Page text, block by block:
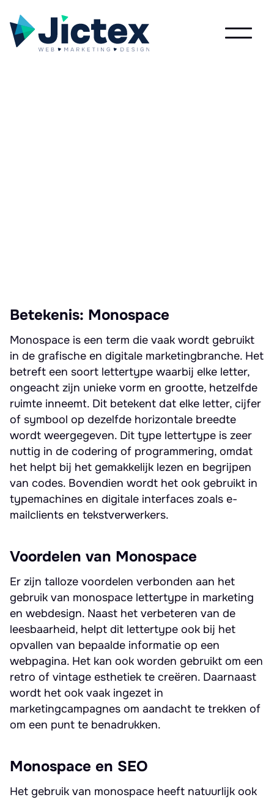
Betekenis: Monospace
Monospace is een term die vaak wordt gebruikt
in de grafische en digitale marketingbranche. Het
betreft een soort lettertype waarbij elke letter,
ongeacht zijn unieke vorm en grootte, hetzelfde
ruimte inneemt. Dit betekent dat elke letter, cijfer
of symbool op dezelfde horizontale breedte
wordt weergegeven. Dit type lettertype is zeer
nuttig in de codering of programmering, omdat
het helpt bij het gemakkelijk lezen en begrijpen
van codes. Bovendien wordt het ook gebruikt in
typemachines en digitale interfaces zoals e-
mailclients en tekstverwerkers.
Voordelen van Monospace
Er zijn talloze voordelen verbonden aan het
gebruik van monospace lettertype in marketing
en webdesign. Naast het verbeteren van de
leesbaarheid, helpt dit lettertype ook bij het
opvallen van bepaalde informatie op een
webpagina. Het kan ook worden gebruikt om een
retro of vintage esthetiek te creëren. Daarnaast
wordt het ook vaak ingezet in
marketingcampagnes om aandacht te trekken of
om een punt te benadrukken.
Monospace en SEO
Het gebruik van monospace heeft natuurlijk ook